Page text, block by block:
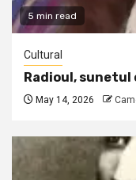
5 min read
Cultural
Radioul,
May 14, 2026